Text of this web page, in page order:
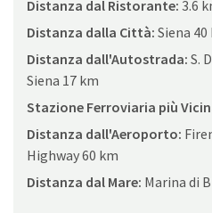
Distanza dal Ristorante: 3.6
Distanza dalla Città: Siena 40
Distanza dall'Autostrada: S.
Siena 17 km
Stazione Ferroviaria più
Distanza dall'Aeroporto:
Highway 60 km
Distanza dal Mare: Marina di